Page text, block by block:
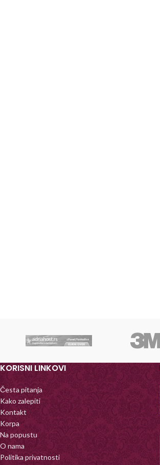
KORISNI LINKOVI
Česta pitanja
Kako zalepiti
Kontakt
Korpa
Na popustu
O nama
Politika privatnosti